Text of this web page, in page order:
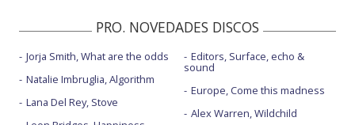
PRO. NOVEDADES DISCOS
Jorja Smith, What are the odds
Natalie Imbruglia, Algorithm
Lana Del Rey, Stove
Editors, Surface, echo &
sound
Europe, Come this madness
Alex Warren, Wildchild